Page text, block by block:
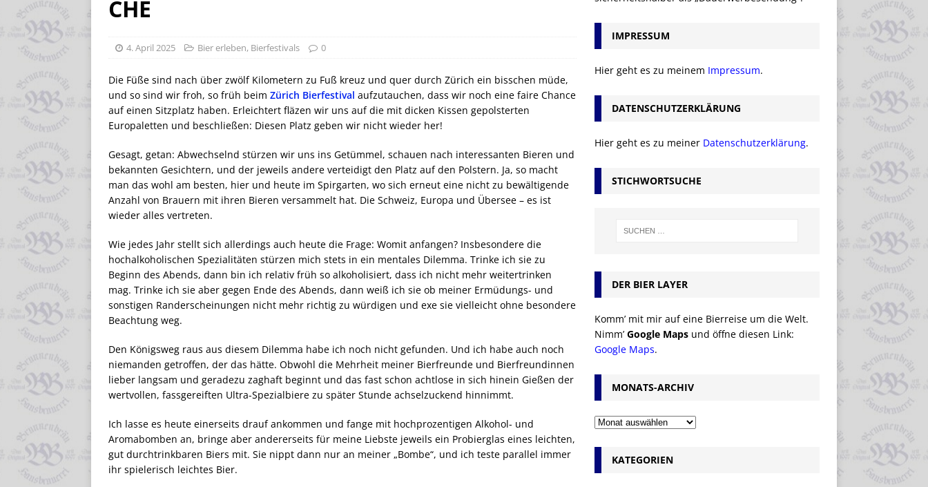
CHE
4. April 2025 Bier erleben, Bierfestivals 0
Die Füße sind nach über zwölf Kilometern zu Fuß kreuz und quer durch Zürich ein bisschen müde,
und so sind wir froh, so früh beim Zürich Bierfestival aufzutauchen, dass wir noch eine faire Chance
auf einen Sitzplatz haben. Erleichtert fläzen wir uns auf die mit dicken Kissen gepolsterten
Europaletten und beschließen: Diesen Platz geben wir nicht wieder her!
Gesagt, getan: Abwechselnd stürzen wir uns ins Getümmel, schauen nach interessanten Bieren und
bekannten Gesichtern, und der jeweils andere verteidigt den Platz auf den Polstern. Ja, so macht
man das wohl am besten, hier und heute im Spirgarten, wo sich erneut eine nicht zu bewältigende
Anzahl von Brauern mit ihren Bieren versammelt hat. Die Schweiz, Europa und Übersee – es ist
wieder alles vertreten.
Wie jedes Jahr stellt sich allerdings auch heute die Frage: Womit anfangen? Insbesondere die
hochalkoholischen Spezialitäten stürzen mich stets in ein mentales Dilemma. Trinke ich sie zu
Beginn des Abends, dann bin ich relativ früh so alkoholisiert, dass ich nicht mehr weitertrinken
mag. Trinke ich sie aber gegen Ende des Abends, dann weiß ich sie ob meiner Ermüdungs- und
sonstigen Randerscheinungen nicht mehr richtig zu würdigen und exe sie vielleicht ohne besondere
Beachtung weg.
Den Königsweg raus aus diesem Dilemma habe ich noch nicht gefunden. Und ich habe auch noch
niemanden getroffen, der das hätte. Obwohl die Mehrheit meiner Bierfreunde und Bierfreundinnen
lieber langsam und geradezu zaghaft beginnt und das fast schon achtlose in sich hinein Gießen der
wertvollen, fassgereiften Ultra-Spezialbiere zu später Stunde achselzuckend hinnimmt.
Ich lasse es heute einerseits drauf ankommen und fange mit hochprozentigen Alkohol- und
Aromabomben an, bringe aber andererseits für meine Liebste jeweils ein Probierglas eines leichten,
gut durchtrinkbaren Biers mit. Sie nippt dann nur an meiner „Bombe“, und ich teste parallel immer
ihr spielerisch leichtes Bier.
IMPRESSUM
Hier geht es zu meinem Impressum.
DATENSCHUTZERKLÄRUNG
Hier geht es zu meiner Datenschutzerklärung.
STICHWORTSUCHE
DER BIER LAYER
Komm’ mit mir auf eine Bierreise um die Welt.
Nimm’ Google Maps und öffne diesen Link:
Google Maps.
MONATS-ARCHIV
KATEGORIEN